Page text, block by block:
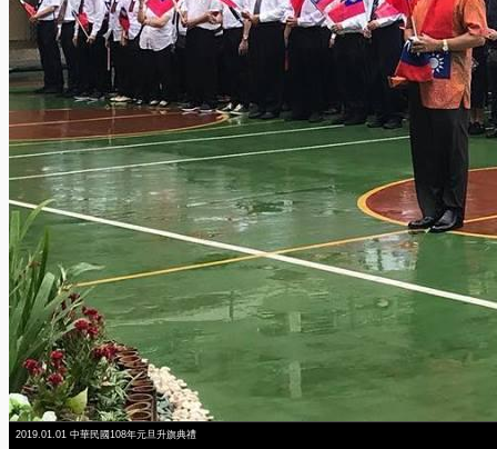
2019.01.01 中華民國108年元旦升旗典禮